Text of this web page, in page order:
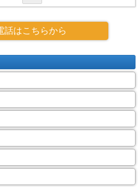
リその他の通信手段による募集型企画旅行契約
場合、予約の時点では契約は成立しておら
承諾の旨を通知した後、当社が定める期間内
①から⑤のいずれかに該当したときは、お申
ます。
、又は団体旅行の円滑な実施を妨げるおそ
き。
準構成員、暴力団関係者、暴力団関係企業
力的な要求行為、不当な要求行為、取引に関
力を用いる行為又はこれらに準ずる行為を行
計を用い若しくは威力を用いて当社の信用
を妨害する行為又はこれらに準ずる行為を行
、お申込みをお断りすることがあります。
話はこちらから